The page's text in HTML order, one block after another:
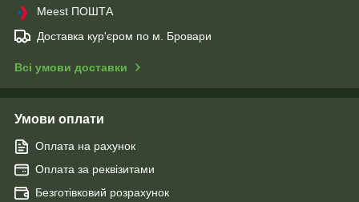
Meest ПОШТА
Доставка кур'єром по м. Бровари
Всі умови доставки
Умови оплати
Оплата на рахунок
Оплата за реквізитами
Безготівковий розрахунок